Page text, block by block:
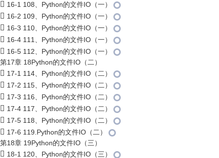
16-1 108、Python的文件IO（一）
16-2 109、Python的文件IO（一）
16-3 110、Python的文件IO（一）
16-4 111、Python的文件IO（一）
16-5 112、Python的文件IO（一）
第17章 18Python的文件IO（二）
17-1 114、Python的文件IO（二）
17-2 115、Python的文件IO（二）
17-3 116、Python的文件IO（二）
17-4 117、Python的文件IO（二）
17-5 118、Python的文件IO（二）
17-6 119.Python的文件IO（二）
第18章 19Python的文件IO（三）
18-1 120、Python的文件IO（三）